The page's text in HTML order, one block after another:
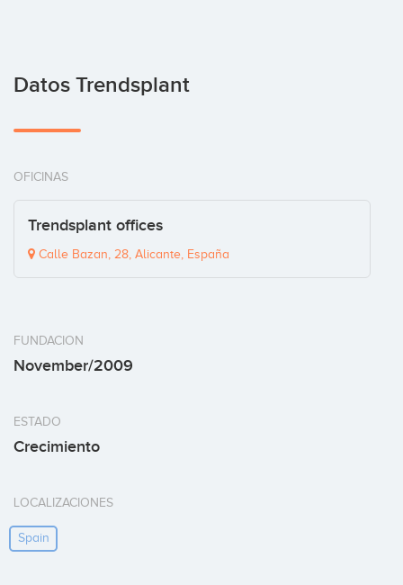
Datos Trendsplant
OFICINAS
Trendsplant offices
Calle Bazan, 28, Alicante, España
FUNDACION
November/2009
ESTADO
Crecimiento
LOCALIZACIONES
Spain